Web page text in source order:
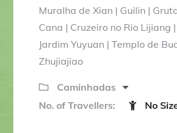
Muralha de Xian | Guilin |
Cana | Cruzeiro no Rio Lijiang
Jardim Yuyuan | Templo de
Zhujiajiao
Caminhadas
No. of Travellers:
No